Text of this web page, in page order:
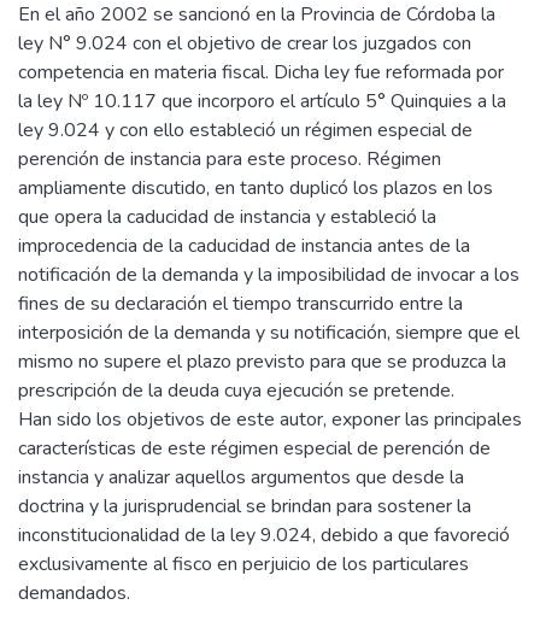
En el año 2002 se sancionó en la Provincia de Córdoba la
ley N° 9.024 con el objetivo de crear los juzgados con
competencia en materia fiscal. Dicha ley fue reformada por
la ley Nº 10.117 que incorporo el artículo 5° Quinquies a la
ley 9.024 y con ello estableció un régimen especial de
perención de instancia para este proceso. Régimen
ampliamente discutido, en tanto duplicó los plazos en los
que opera la caducidad de instancia y estableció la
improcedencia de la caducidad de instancia antes de la
notificación de la demanda y la imposibilidad de invocar a los
fines de su declaración el tiempo transcurrido entre la
interposición de la demanda y su notificación, siempre que el
mismo no supere el plazo previsto para que se produzca la
prescripción de la deuda cuya ejecución se pretende.
Han sido los objetivos de este autor, exponer las principales
características de este régimen especial de perención de
instancia y analizar aquellos argumentos que desde la
doctrina y la jurisprudencial se brindan para sostener la
inconstitucionalidad de la ley 9.024, debido a que favoreció
exclusivamente al fisco en perjuicio de los particulares
demandados.